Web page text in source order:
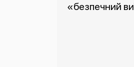
«безпечний